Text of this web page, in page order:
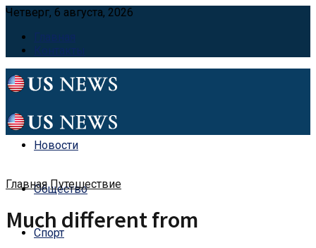
Четверг, 6 августа, 2026
Главная
Контакты
Новости
Общество
Спорт
Главная Путешествие
Much different from